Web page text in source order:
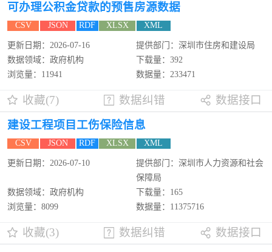
可办理公积金贷款的预售房源数据
CSV JSON RDF XLSX XML
更新日期：2026-07-16
提供部门：深圳市住房和建设局
数据领域：政府机构
下载量：392
浏览量：11941
数据量：233471
收藏(7) 数据纠错
数据接口
建设工程项目工伤保险信息
CSV JSON RDF XLSX XML
更新日期：2026-07-10
提供部门：深圳市人力资源和社会
保障局
数据领域：政府机构
下载量：165
浏览量：8099
数据量：11375716
收藏(3) 数据纠错 数据接口